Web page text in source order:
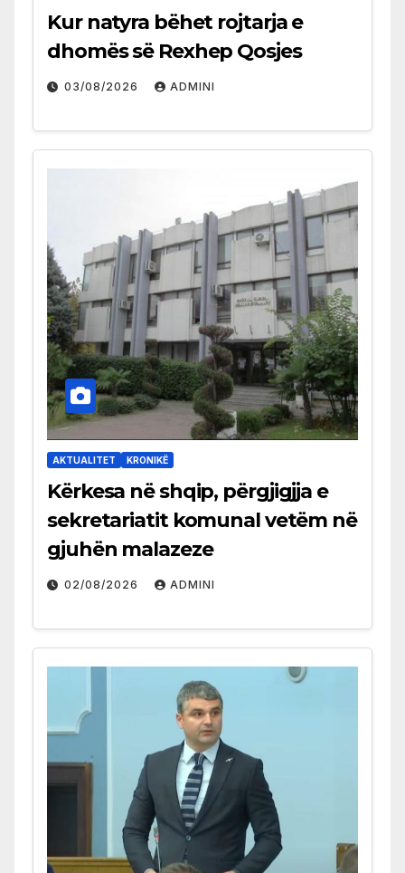
Kur natyra bëhet rojtarja e
dhomës së Rexhep Qosjes
03/08/2026 ADMINI
AKTUALITET KRONIKË
Kërkesa në shqip, përgjigjja e
sekretariatit komunal vetëm në
gjuhën malazeze
02/08/2026 ADMINI